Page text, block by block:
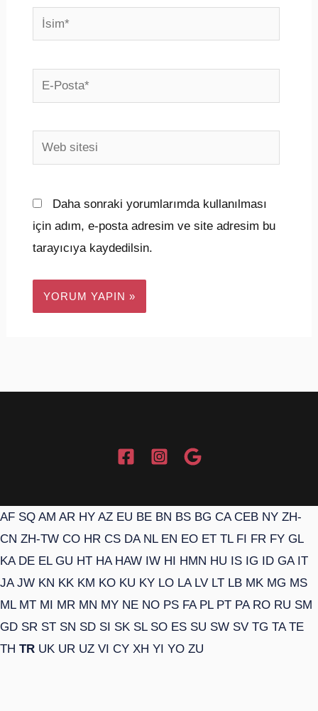
İsim*
E-
Posta*
Web
sitesi
Daha sonraki yorumlarımda kullanılması
için adım, e-posta adresim ve site adresim bu
tarayıcıya kaydedilsin.
AF SQ AM AR HY AZ EU BE BN BS BG CA CEB NY ZH-
CN ZH-TW CO HR CS DA NL EN EO ET TL FI FR FY GL
KA DE EL GU HT HA HAW IW HI HMN HU IS IG ID GA IT
JA JW KN KK KM KO KU KY LO LA LV LT LB MK MG MS
ML MT MI MR MN MY NE NO PS FA PL PT PA RO RU SM
GD SR ST SN SD SI SK SL SO ES SU SW SV TG TA TE
TH TR UK UR UZ VI CY XH YI YO ZU